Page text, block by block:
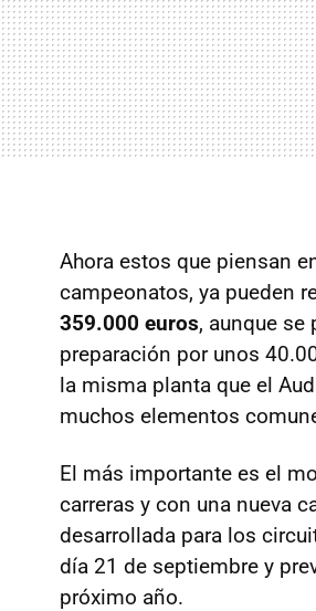
Ahora estos que piensan
campeonatos, ya pueden
359.000 euros, aunque se
preparación por unos
la misma planta que el
muchos elementos
El más importante es el
carreras y con una nueva
desarrollada para los
día 21 de septiembre y
próximo año.